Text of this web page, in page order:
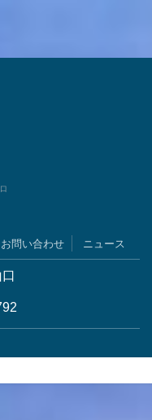
お問い合わせ ニュース